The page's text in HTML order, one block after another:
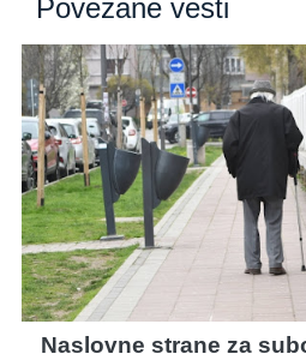
Povezane vesti
Naslovne strane za